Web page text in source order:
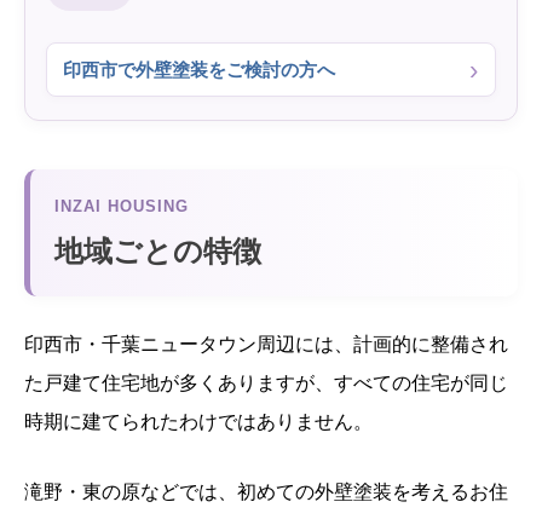
印西市で外壁塗装をご検討の方へ
INZAI HOUSING
地域ごとの特徴
印西市・千葉ニュータウン周辺には、計画的に整備され
た戸建て住宅地が多くありますが、すべての住宅が同じ
時期に建てられたわけではありません。
滝野・東の原などでは、初めての外壁塗装を考えるお住